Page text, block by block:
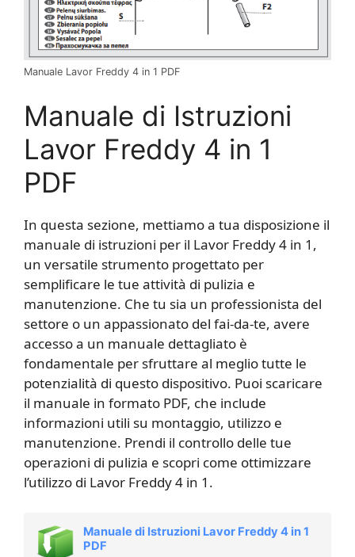
Manuale Lavor Freddy 4 in 1​ PDF
Manuale di Istruzioni
Lavor Freddy 4 in 1​
PDF
In questa sezione, mettiamo a tua disposizione il
manuale di istruzioni per il Lavor Freddy 4 in 1,
un versatile strumento progettato per
semplificare le tue attività di pulizia e
manutenzione. Che tu sia un professionista del
settore o un appassionato del fai-da-te, avere
accesso a un manuale dettagliato è
fondamentale per sfruttare al meglio tutte le
potenzialità di questo dispositivo. Puoi scaricare
il manuale in formato PDF, che include
informazioni utili su montaggio, utilizzo e
manutenzione. Prendi il controllo delle tue
operazioni di pulizia e scopri come ottimizzare
l’utilizzo di Lavor Freddy 4 in 1.
Manuale di Istruzioni Lavor Freddy 4 in 1​
PDF